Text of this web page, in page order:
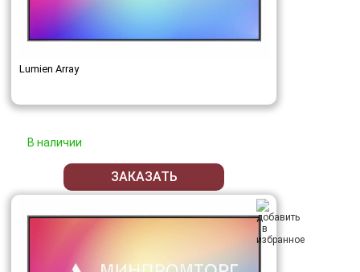
Lumien Array
В наличии
ЗАКАЗАТЬ